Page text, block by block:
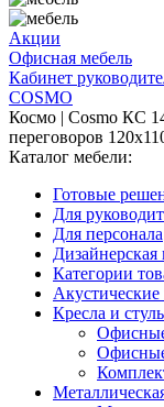
Акции
Офисная мебель
Кабинет
COSMO
Космо | Cosmo КС
переговоров
Каталог мебели:
Готовые
Для
Для персонала
Дизайнерская
Категории
Кресла и